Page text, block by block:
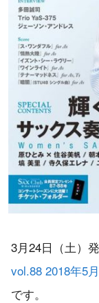
3月24日（土）
vol.88 2018年5
です。